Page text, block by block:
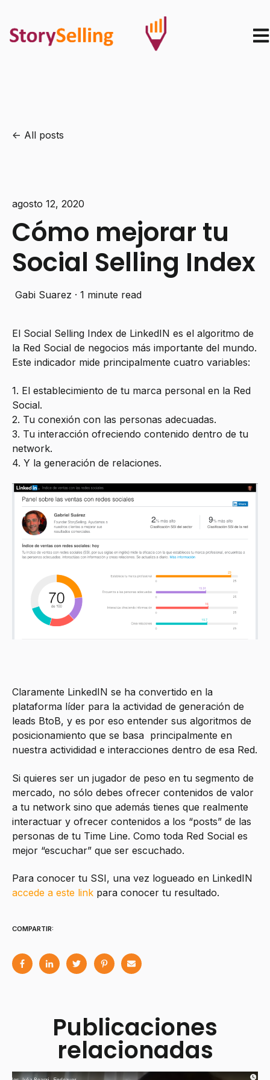
All posts
agosto 12, 2020
Cómo mejorar tu
Social Selling Index
Gabi Suarez · 1 minute read
El Social Selling Index de LinkedIN es el algoritmo de
la Red Social de negocios más importante del mundo.
Este indicador mide principalmente cuatro variables:
1. El establecimiento de tu marca personal en la Red
Social.
2. Tu conexión con las personas adecuadas.
3. Tu interacción ofreciendo contenido dentro de tu
network.
4. Y la generación de relaciones.
Claramente LinkedIN se ha convertido en la
plataforma líder para la actividad de generación de
leads BtoB, y es por eso entender sus algoritmos de
posicionamiento que se basa principalmente en
nuestra activididad e interacciones dentro de esa Red.
Si quieres ser un jugador de peso en tu segmento de
mercado, no sólo debes ofrecer contenidos de valor
a tu network sino que además tienes que realmente
interactuar y ofrecer contenidos a los “posts” de las
personas de tu Time Line. Como toda Red Social es
mejor “escuchar” que ser escuchado.
Para conocer tu SSI, una vez logueado en LinkedIN
accede a este link para conocer tu resultado.
COMPARTIR:
Publicaciones
relacionadas